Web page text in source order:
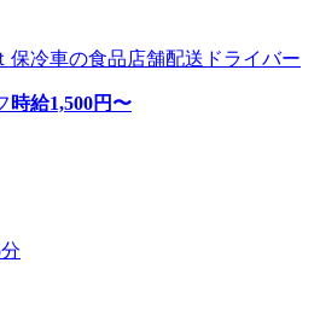
保冷車の食品店舗配送ドライバー
時給1,500円〜